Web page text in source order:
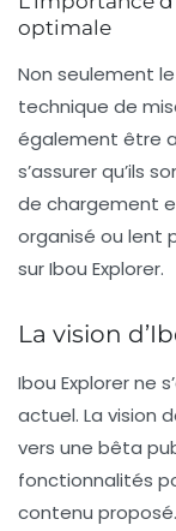
optimale
Non seulement
technique de
également être
s’assurer qu’ils
de chargement
organisé ou lent
sur Ibou Explorer.
La vision
Ibou Explorer ne
actuel. La vision
vers une bêta
fonctionnalités
contenu